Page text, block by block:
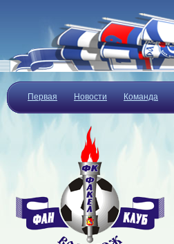
Первая Новости Команда